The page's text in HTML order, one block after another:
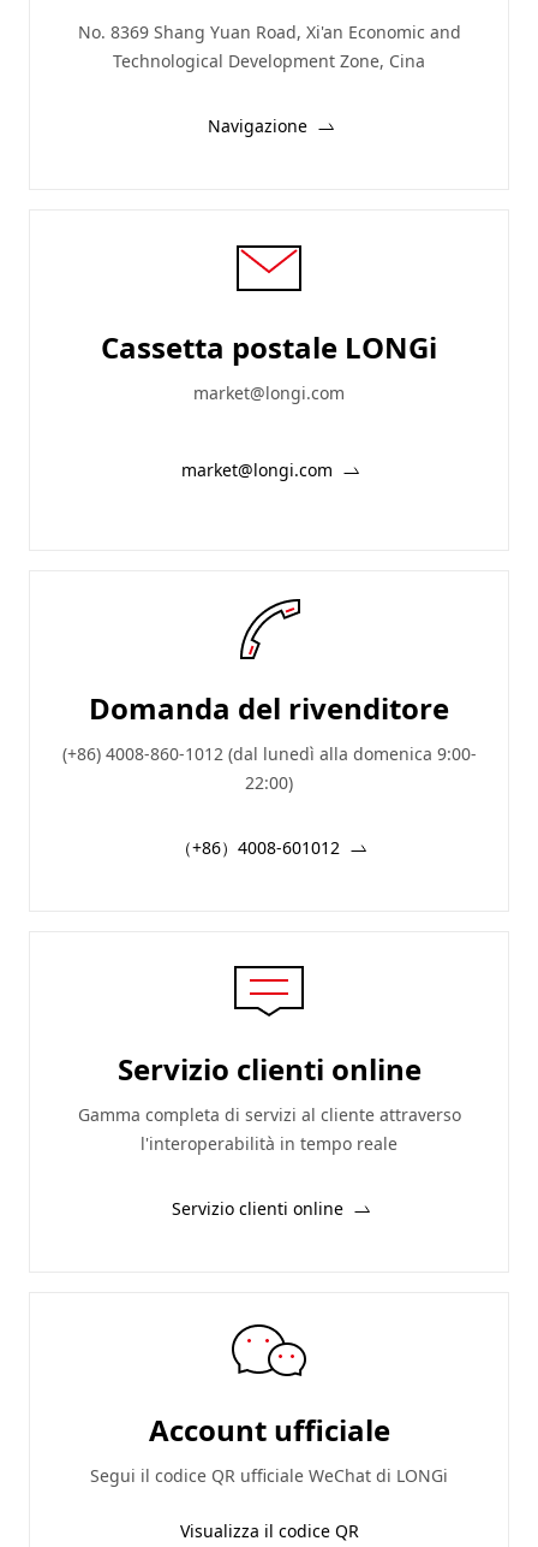
No. 8369 Shang Yuan Road, Xi'an Economic and
Technological Development Zone, Cina
Navigazione
Cassetta postale LONGi
market@longi.com
market@longi.com
Domanda del rivenditore
(+86) 4008-860-1012 (dal lunedì alla domenica 9:00-
22:00)
（+86）4008-601012
Servizio clienti online
Gamma completa di servizi al cliente attraverso
l'interoperabilità in tempo reale
Servizio clienti online
Account ufficiale
Segui il codice QR ufficiale WeChat di LONGi
Visualizza il codice QR